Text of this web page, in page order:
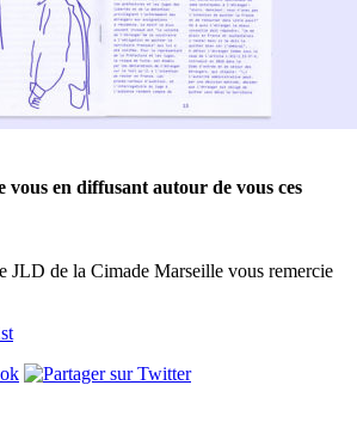
vous en diffusant autour de vous ces
JLD de la Cimade Marseille vous remercie